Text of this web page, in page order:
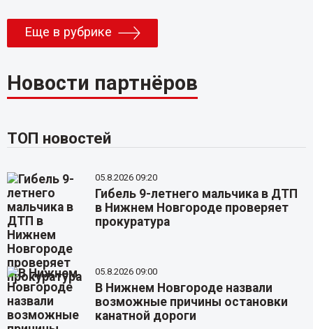
Еще в рубрике
Новости партнёров
ТОП новостей
05.8.2026 09:20
Гибель 9-летнего мальчика в ДТП
в Нижнем Новгороде проверяет
прокуратура
05.8.2026 09:00
В Нижнем Новгороде назвали
возможные причины остановки
канатной дороги